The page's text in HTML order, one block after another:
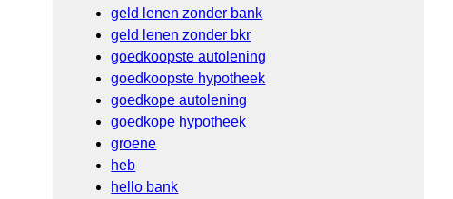
geld lenen zonder bank
geld lenen zonder bkr
goedkoopste autolening
goedkoopste hypotheek
goedkope autolening
goedkope hypotheek
groene
heb
hello bank